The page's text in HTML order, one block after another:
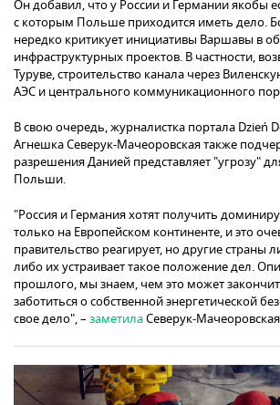
Он добавил, что у России и Германии якобы
с которым Польше приходится иметь дело.
нередко критикует инициативы Варшавы в
инфраструктурных проектов. В частности,
Туруве, строительство канала через
АЭС и центрального коммуникационного
В свою очередь, журналистка портала Dzień
Агнешка Северук-Мачеоровская также
разрешения Данией представляет "угрозу"
Польши.
"Россия и Германия хотят получить
только на Европейском континенте, и это
правительство реагирует, но другие страны
либо их устраивает такое положение дел.
прошлого, мы знаем, чем это может
заботиться о собственной энергетической
свое дело", – заметилаСеверук-